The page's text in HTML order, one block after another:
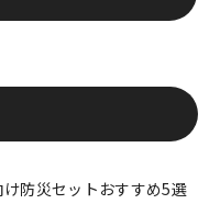
け防災セットおすすめ5選